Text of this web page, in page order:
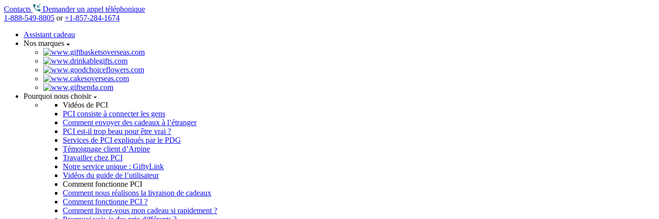
Contacts
Demander un appel téléphonique
1-888-549-8805 or+1-857-284-1674
Assistant cadeau
Nos marques
Pourquoi nous choisir
Vidéos de PCI
PCI consiste à connecter les gens
Comment envoyer des cadeaux à l’étranger
PCI est-il trop beau pour être vrai ?
Services de PCI expliqués par le PDG
Témoignage client d’Arpine
Travailler chez PCI
Notre service unique : GiftyLink
Vidéos du guide de l’utilisateur
Comment fonctionne PCI
Comment nous réalisons la livraison de cadeaux
Comment fonctionne PCI ?
Comment livrez-vous mon cadeau si rapidement ?